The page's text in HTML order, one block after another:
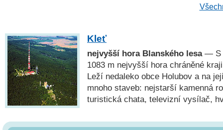
Kleť
nejvyšší hora Blanského lesa— S
1083 m nejvyšší hora chráněné
Leží nedaleko obce Holubov a na
mnoho staveb: nejstarší kamenná
turistická chata, televizní vysílač,